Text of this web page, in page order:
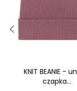
KNIT BEANIE -
czapka...